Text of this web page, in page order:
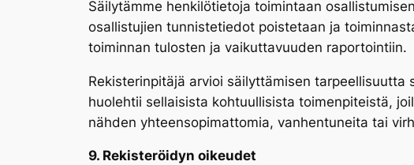
Säilytämme henkilötietoja toimintaan
osallistujien tunnistetiedot poistetaan ja
toiminnan tulosten ja vaikuttavuuden raportointiin.
Rekisterinpitäjä arvioi säilyttämisen
huolehtii sellaisista kohtuullisista toimenpiteistä,
nähden yhteensopimattomia, vanhentuneita tai
9. Rekisteröidyn oikeudet